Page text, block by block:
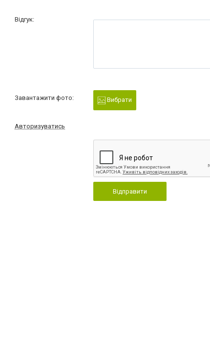
Відгук:
Завантажити фото: Вибрати
Авторизуватись
Відправити